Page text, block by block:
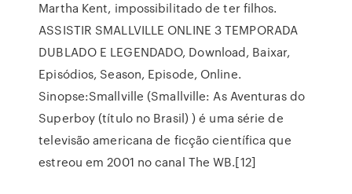
Martha Kent, impossibilitado de ter filhos.
ASSISTIR SMALLVILLE ONLINE 3 TEMPORADA
DUBLADO E LEGENDADO, Download, Baixar,
Episódios, Season, Episode, Online.
Sinopse:Smallville (Smallville: As Aventuras do
Superboy (título no Brasil) ) é uma série de
televisão americana de ficção científica que
estreou em 2001 no canal The WB.[12]